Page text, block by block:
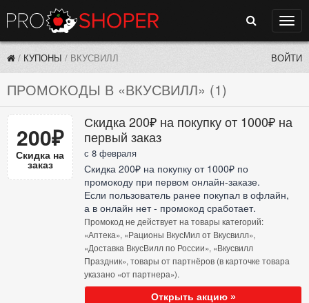
Поиск
/ КУПОНЫ / ВКУСВИЛЛ ВОЙТИ
ПРОМОКОДЫ В «ВКУСВИЛЛ» (1)
200₽
Скидка на
заказ
Скидка 200₽ на покупку от 1000₽ на
первый заказ
с 8 февраля
Скидка 200₽ на покупку от 1000₽ по
промокоду при первом онлайн-заказе.
Если пользователь ранее покупал в офлайн,
а в онлайн нет - промокод сработает.
Промокод не действует на товары категорий:
«Аптека», «Рационы ВкусМил от Вкусвилл»,
«Доставка ВкусВилл по России», «Вкусвилл
Праздник», товары от партнёров (в карточке товара
указано «от партнера»).
Открыть акцию »